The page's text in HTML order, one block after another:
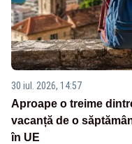
30 iul. 2026, 14:57
Aproape o treime
vacanță de o
în UE